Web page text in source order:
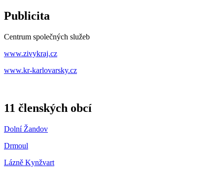
Publicita
Centrum společných služeb
www.zivykraj.cz
www.kr-karlovarsky.cz
11 členských obcí
Dolní Žandov
Drmoul
Lázně Kynžvart